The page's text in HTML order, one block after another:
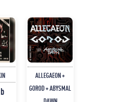
ALLEGAEON +
GOROD + ABYSMAL